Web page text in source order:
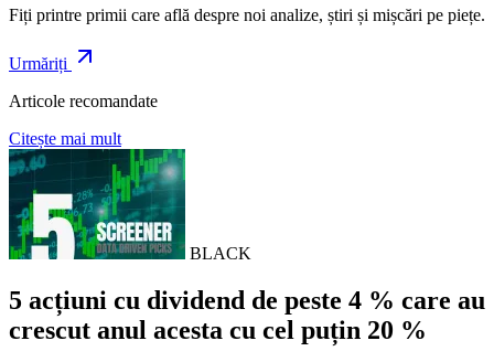
Fiți printre primii care află despre noi analize, știri și mișcări pe piețe.
Urmăriți
Articole recomandate
Citește mai mult
BLACK
5 acțiuni cu dividend de peste 4 % care au
crescut anul acesta cu cel puțin 20 %